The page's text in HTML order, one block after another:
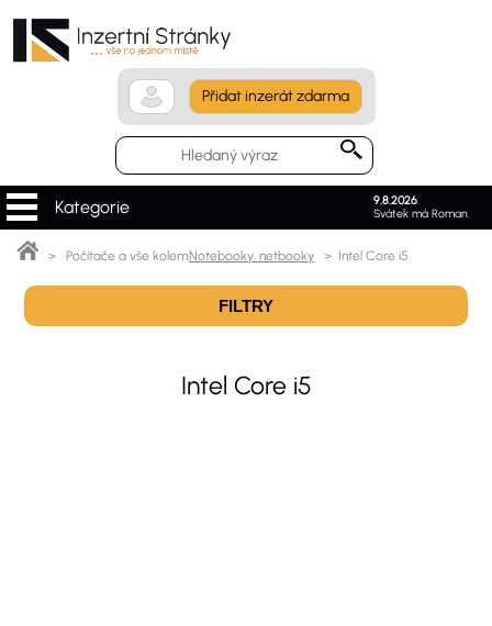
Přidat inzerát zdarma
9.8.2026.
Svátek má Roman.
Kategorie
> Počítače a vše kolemNotebooky, netbooky > Intel Core i5
FILTRY
Intel Core i5